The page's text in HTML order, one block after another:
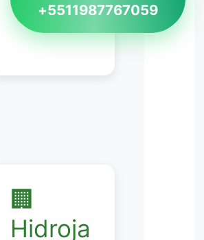
+5511987767059
🏢
Hidroja